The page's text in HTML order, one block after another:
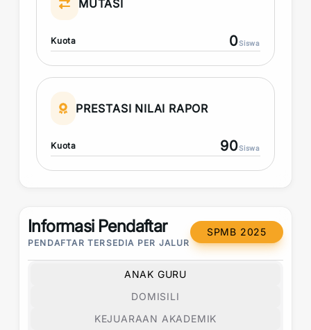
MUTASI
Kuota 0Siswa
PRESTASI NILAI RAPOR
Kuota 90Siswa
Informasi Pendaftar
PENDAFTAR TERSEDIA PER JALUR
SPMB 2025
ANAK GURU
DOMISILI
KEJUARAAN AKADEMIK